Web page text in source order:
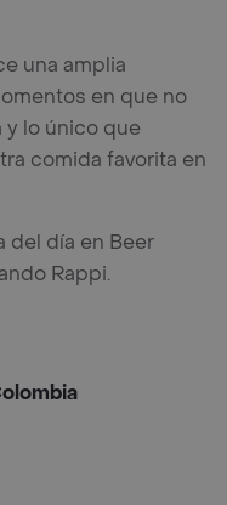
una amplia
en que no
y lo único que
comida favorita en
del día en Beer
Rappi.